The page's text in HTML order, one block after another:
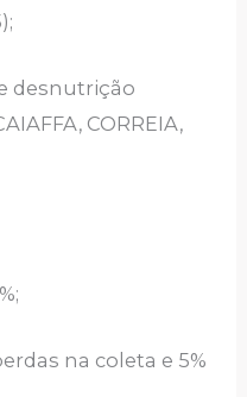
desnutrição
CORREIA,
na coleta e 5%